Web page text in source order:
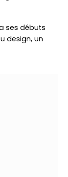
ses débuts
design, un